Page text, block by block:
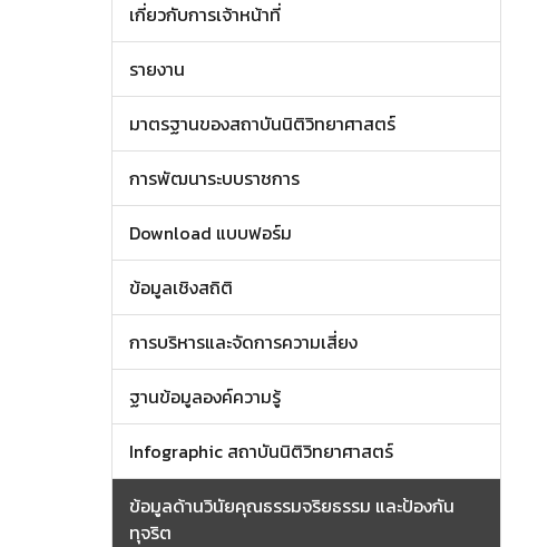
เกี่ยวกับการเจ้าหน้าที่
รายงาน
มาตรฐานของสถาบันนิติวิทยาศาสตร์
การพัฒนาระบบราชการ
Download แบบฟอร์ม
ข้อมูลเชิงสถิติ
การบริหารและจัดการความเสี่ยง
ฐานข้อมูลองค์ความรู้
Infographic สถาบันนิติวิทยาศาสตร์
ข้อมูลด้านวินัยคุณธรรมจริยธรรม และป้องกัน
ทุจริต